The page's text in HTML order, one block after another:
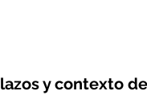
y contexto